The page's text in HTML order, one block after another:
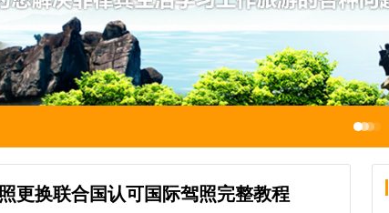
更换联合国认可国际驾照完整教程